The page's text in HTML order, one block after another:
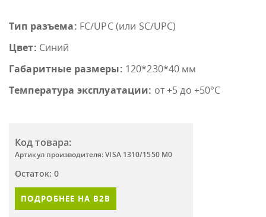
Тип разъема: FC/UPC (или SC/UPC)
Цвет: Синий
Габаритные размеры: 120*230*40 мм
Температура эксплуатации: от +5 до +50°С
Код товара:
Артикул производителя: VISA 1310/1550 М0
Остаток: 0
ПОДРОБНЕЕ НА B2B